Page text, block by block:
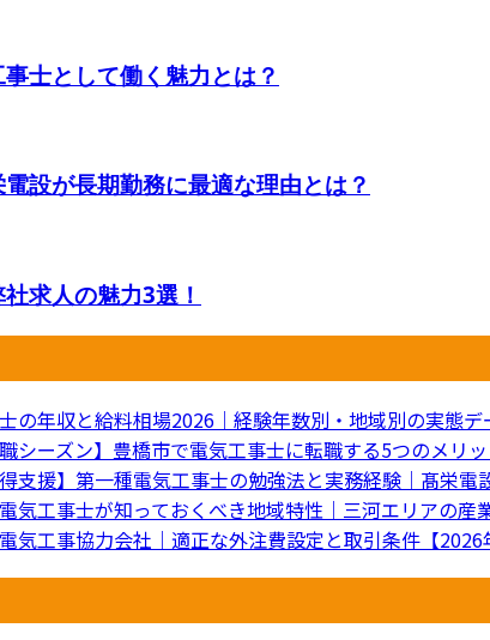
事士として働く魅力とは？
電設が長期勤務に最適な理由とは？
求人の魅力3選！
の年収と給料相場2026｜経験年数別・地域別の実態
職シーズン】豊橋市で電気工事士に転職する5つのメリ
得支援】第一種電気工事士の勉強法と実務経験｜髙栄
気工事士が知っておくべき地域特性｜三河エリアの産
気工事協力会社｜適正な外注費設定と取引条件【2026